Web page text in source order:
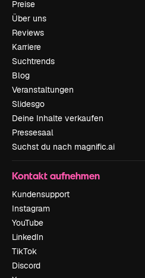
Preise
Über uns
Reviews
Karriere
Suchtrends
Blog
Veranstaltungen
Slidesgo
Deine Inhalte verkaufen
Pressesaal
Suchst du nach magnific.ai
Kontakt aufnehmen
Kundensupport
Instagram
YouTube
LinkedIn
TikTok
Discord